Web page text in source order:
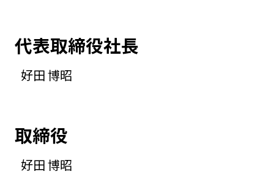
代表取締役社長
好田 博昭
取締役
好田 博昭